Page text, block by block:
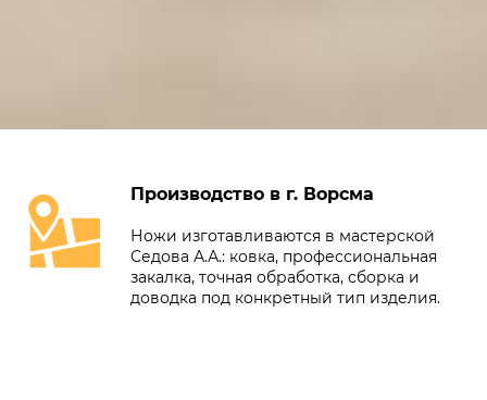
Производство в г. Ворсма
Ножи изготавливаются в мастерской
Седова А.А.: ковка, профессиональная
закалка, точная обработка, сборка и
доводка под конкретный тип изделия.